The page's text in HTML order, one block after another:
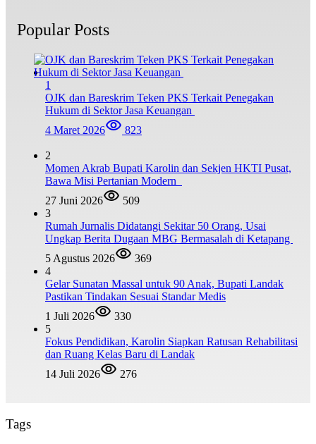
Popular Posts
1
OJK dan Bareskrim Teken PKS Terkait Penegakan
Hukum di Sektor Jasa Keuangan
4 Maret 2026
823
2
Momen Akrab Bupati Karolin dan Sekjen HKTI Pusat,
Bawa Misi Pertanian Modern
27 Juni 2026
509
3
Rumah Jurnalis Didatangi Sekitar 50 Orang, Usai
Ungkap Berita Dugaan MBG Bermasalah di Ketapang
5 Agustus 2026
369
4
Gelar Sunatan Massal untuk 90 Anak, Bupati Landak
Pastikan Tindakan Sesuai Standar Medis
1 Juli 2026
330
5
Fokus Pendidikan, Karolin Siapkan Ratusan Rehabilitasi
dan Ruang Kelas Baru di Landak
14 Juli 2026
276
Tags